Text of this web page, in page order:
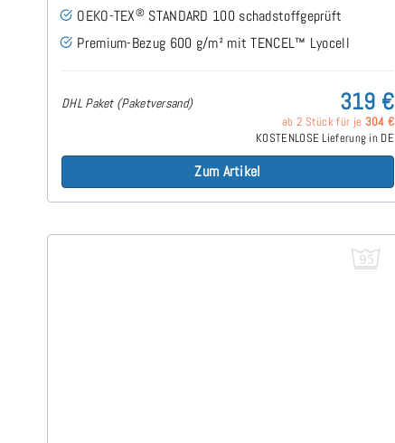
OEKO-TEX® STANDARD 100 schadstoffgeprüft
Premium-Bezug 600 g/m² mit TENCEL™ Lyocell
DHL Paket (Paketversand) 319 €
ab 2 Stück für je 304 €
KOSTENLOSE Lieferung in DE
Zum Artikel